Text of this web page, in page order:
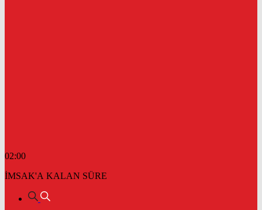
02:00
İMSAK'A KALAN SÜRE